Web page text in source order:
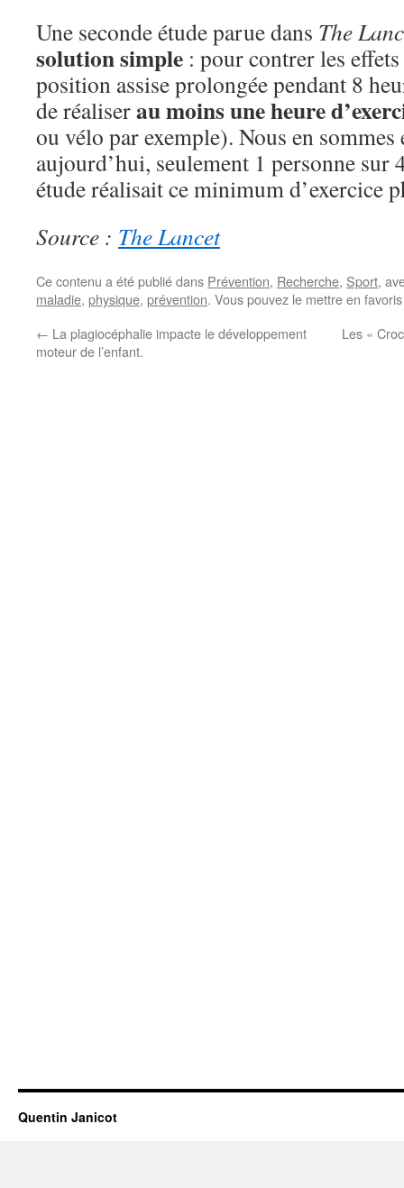
Une seconde étude parue dans The
solution simple : pour contrer les effets
position assise prolongée pendant 8
de réaliserau moins une heure
ou vélo par exemple). Nous en
aujourd’hui, seulement 1 personne sur
étude réalisait ce minimum d’exercice
Source : The Lancet
Ce contenu a été publié dans Prévention, Recherche, Sport,
maladie, physique, prévention. Vous pouvez le mettre en
← La plagiocéphalie impacte le développement
moteur de l’enfant.
Les «
Quentin Janicot